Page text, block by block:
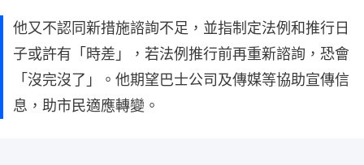
他又不認同新措施諮詢不足，並指制定法例和推行日
子或許有「時差」，若法例推行前再重新諮詢，恐會
「沒完沒了」。他期望巴士公司及傳媒等協助宣傳信
息，助市民適應轉變。